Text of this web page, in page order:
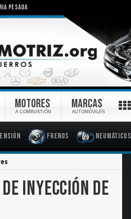
PESADA
Frenos Neumáticos
MOTORES
A COMBUSTIÓN
MARCAS
AUTOMÓVILES
INYECCIÓN DE